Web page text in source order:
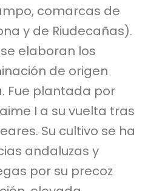
comarcas de
y de Riudecañas).
elaboran los
de origen
Fue plantada por
I a su vuelta tras
Su cultivo se ha
andaluzas y
por su precoz